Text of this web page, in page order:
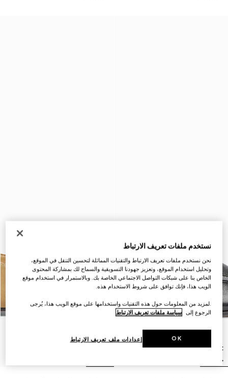
نستخدم ملفات تعريف الارتباط
نحن نستخدم ملفات تعريف الارتباط والتقنيات المماثلة لتحسين التنقل في الموقع،
وتحليل استخدام الموقع، وتعزيز جهودنا التسويقية والسماح لك بمشاركة المحتوى
الخاص بنا على شبكات التواصل الاجتماعي الخاصة بك. وبالاستمرار في استخدام موقع
الويب هذا، فإنك توافق على شروط الاستخدام هذه.
.لمزيد من المعلومات حول هذه التقنيات واستخدامها على موقع الويب هذا، يُرجى
الرجوع إلى سياسة ملفات تعريف الارتباط
إعدادات ملف تعريف الارتباط OK